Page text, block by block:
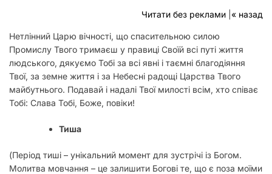
м
Читати без реклами « назад
Нетлінний Царю вічності, що спасительною силою
Промислу Твого тримаєш у правиці Своїй всі путі життя
людського, дякуємо Тобі за всі явні і таємні благодіяння
Твої, за земне життя і за Небесні радощі Царства Твого
майбутнього. Подавай і надалі Твої милості всім, хто співає
Тобі: Слава Тобі, Боже, повіки!
Тиша
(Період тиші – унікальний момент для зустрічі із Богом.
Молитва мовчання – це залишити Богові те, що є поза моїми